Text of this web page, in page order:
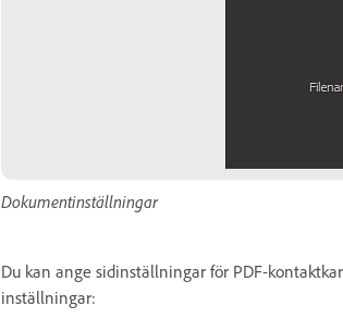
Dokumentinställningar
Du kan ange sidinställningar för PDF-
inställningar: